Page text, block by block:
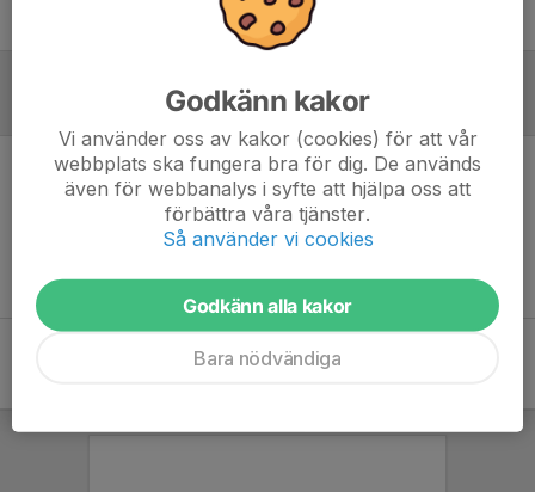
Inget referat skrivet
Godkänn kakor
Vi använder oss av kakor (cookies) för att vår
webbplats ska fungera bra för dig. De används
även för webbanalys i syfte att hjälpa oss att
förbättra våra tjänster.
Så använder vi cookies
Godkänn alla kakor
Bara nödvändiga